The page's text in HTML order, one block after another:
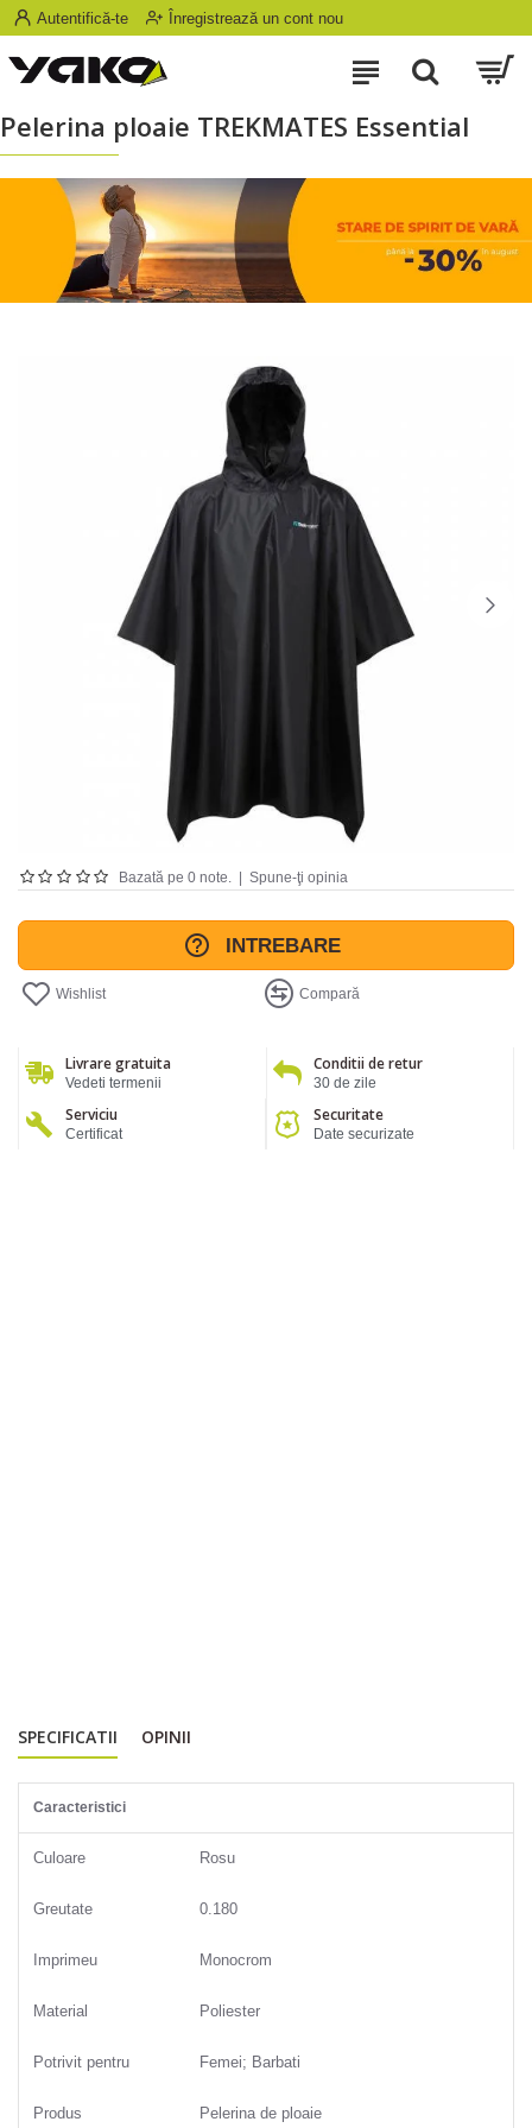
Autentifică-te Înregistrează un cont nou
Pelerina ploaie TREKMATES Essential
Bazată pe 0 note. Spune-ţi opinia
INTREBARE
Wishlist Compară
Livrare gratuita
Vedeti termenii
Conditii de retur
30 de zile
Serviciu
Certificat
Securitate
Date securizate
SPECIFICATII OPINII
Caracteristici
Culoare Rosu
Greutate 0.180
Imprimeu Monocrom
Material Poliester
Potrivit pentru Femei; Barbati
Produs Pelerina de ploaie